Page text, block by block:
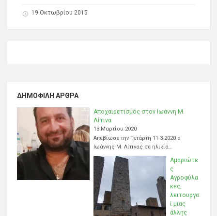
19 Οκτωβρίου 2015
ΔΗΜΟΦΙΛΉ ΆΡΘΡΑ
Αποχαιρετισμός στον Ιωάννη Μ.
Λίτινα
13 Μαρτίου 2020
Απεβίωσε την Τετάρτη 11-3-2020 ο
Ιωάννης Μ. Λίτινας σε ηλικία…
Αμαριώτε
ς
Αγροφύλα
κες,
λειτουργο
ί μιας
άλλης